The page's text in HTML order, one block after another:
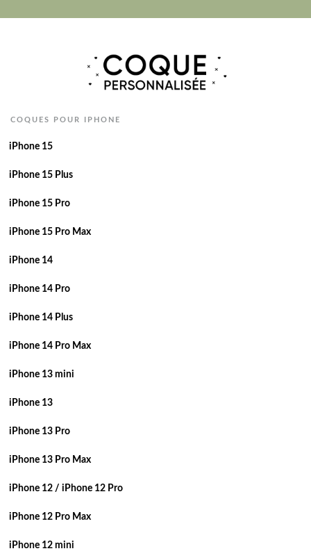
COQUES POUR IPHONE
iPhone 15
iPhone 15 Plus
iPhone 15 Pro
iPhone 15 Pro Max
iPhone 14
iPhone 14 Pro
iPhone 14 Plus
iPhone 14 Pro Max
iPhone 13 mini
iPhone 13
iPhone 13 Pro
iPhone 13 Pro Max
iPhone 12 / iPhone 12 Pro
iPhone 12 Pro Max
iPhone 12 mini